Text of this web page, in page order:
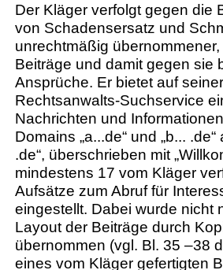
Der Kläger verfolgt gegen die
von Schadensersatz und
unrechtmäßig
Beiträge und damit gegen sie
Ansprüche. Er bietet auf
Rechtsanwalts-Suchservice
Nachrichten und
Domains „a...de“ und „b...
.de“, überschrieben mit
mindestens 17 vom Kläger
Aufsätze zum Abruf für
eingestellt. Dabei wurde nicht
Layout der Beiträge durch
übernommen (vgl. Bl. 35 –38
eines vom Kläger gefertigten